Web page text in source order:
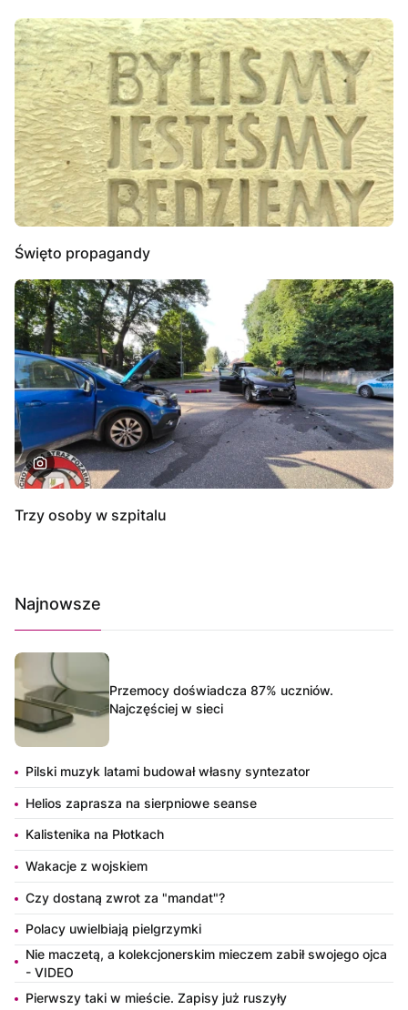
Święto propagandy
Trzy osoby w szpitalu
Najnowsze
Przemocy doświadcza 87% uczniów.
Najczęściej w sieci
Pilski muzyk latami budował własny syntezator
Helios zaprasza na sierpniowe seanse
Kalistenika na Płotkach
Wakacje z wojskiem
Czy dostaną zwrot za "mandat"?
Polacy uwielbiają pielgrzymki
Nie maczetą, a kolekcjonerskim mieczem zabił swojego ojca
- VIDEO
Pierwszy taki w mieście. Zapisy już ruszyły